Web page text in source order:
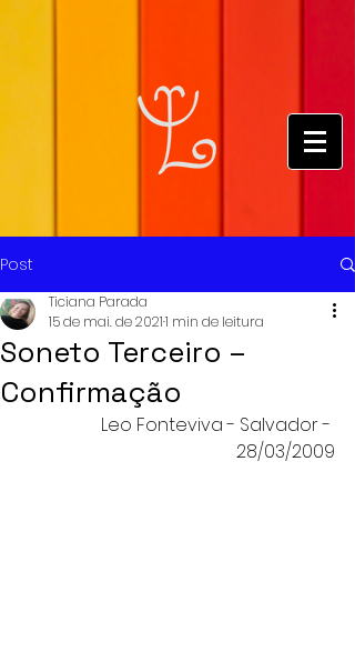
Post
Soneto Terceiro –
Confirmação
Ticiana Parada
15 de mai. de 20211 min de leitura
Leo Fonteviva - Salvador -
28/03/2009